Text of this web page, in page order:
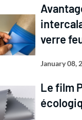
verre
January 08,
Le film